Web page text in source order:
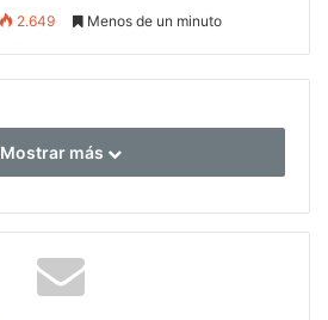
2.649 Menos de un minuto
Mostrar más